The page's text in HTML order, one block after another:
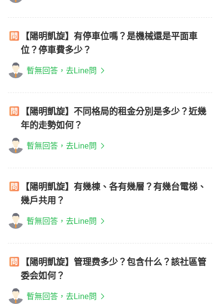
【陽明凱旋】有停車位嗎？是機械還是平面車
位？停車費多少？
暫無回答，去Line問
【陽明凱旋】不同格局的租金分別是多少？近幾
年的走勢如何？
暫無回答，去Line問
【陽明凱旋】有幾棟、各有幾層？有幾台電梯、
幾戶共用？
暫無回答，去Line問
【陽明凱旋】管理费多少？包含什么？該社區管
委会如何？
暫無回答，去Line問